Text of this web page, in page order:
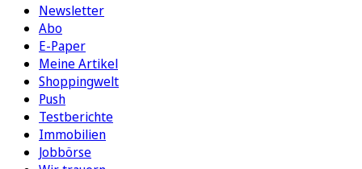
Newsletter
Abo
E-Paper
Meine Artikel
Shoppingwelt
Push
Testberichte
Immobilien
Jobbörse